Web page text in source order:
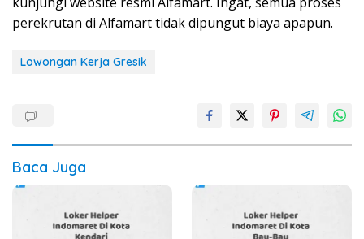
perekrutan di Alfamart tidak dipungut biaya apapun.
Lowongan Kerja Gresik
Baca Juga